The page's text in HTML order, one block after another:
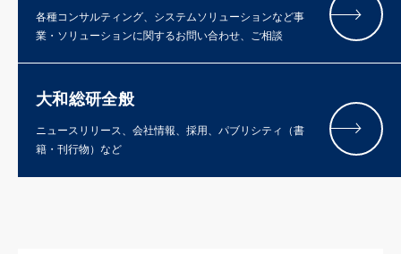
各種コンサルティング、システムソリューションなど事
業・ソリューションに関するお問い合わせ、ご相談
大和総研全般
ニュースリリース、会社情報、採用、パブリシティ（書
籍・刊行物）など